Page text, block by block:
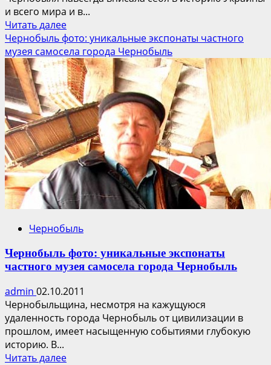
и всего мира и в...
Читать далееПрочитать
больше
о
Отмеченная
территория
—
статья
Марека
Равецкого
об
архитектуре
брошенных
территорий
Чернобыль фото: уникальные экспонаты частного
музея самосела города Чернобыль
Чернобыль
Чернобыль фото: уникальные экспонаты
частного музея самосела города Чернобыль
admin 02.10.2011
Чернобыльщина, несмотря на кажущуюся
удаленность города Чернобыль от цивилизации в
прошлом, имеет насыщенную событиями глубокую
историю. В...
Читать далееПрочитать